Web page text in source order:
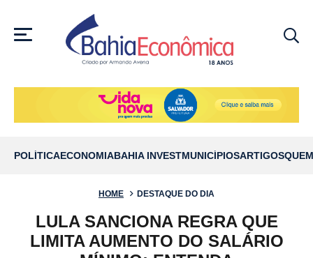
MENU
POLÍTICAECONOMIABAHIA INVESTMUNICÍPIOSARTIGOS
HOME DESTAQUE DO DIA
LULA SANCIONA REGRA QUE
LIMITA AUMENTO DO SALÁRIO